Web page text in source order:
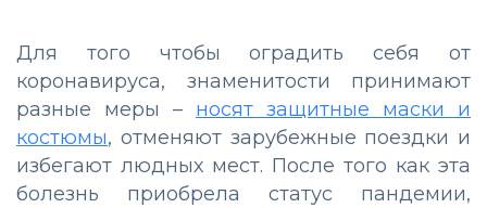
Для того чтобы оградить себя от
коронавируса, знаменитости принимают
разные меры – носят защитные маски и
костюмы, отменяют зарубежные поездки и
избегают людных мест. После того как эта
болезнь приобрела статус пандемии,